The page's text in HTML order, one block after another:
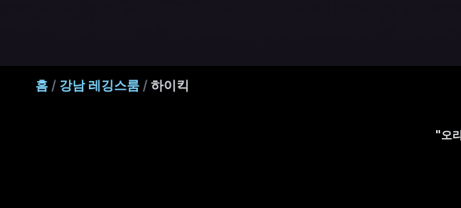
홈 / 강남 레깅스룸 / 하이킥
"오